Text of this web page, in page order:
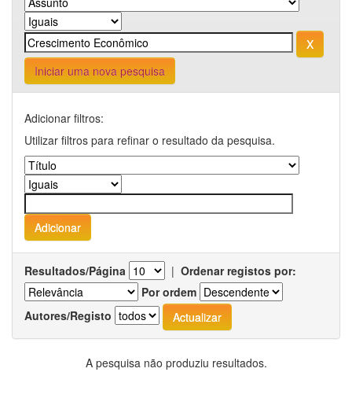
Iniciar uma nova pesquisa
Adicionar filtros:
Utilizar filtros para refinar o resultado da pesquisa.
Resultados/Página | Ordenar registos por:
Por ordem
Autores/Registo
A pesquisa não produziu resultados.